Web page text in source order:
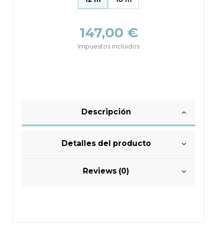
147,00 €
Impuestos incluidos
Descripción
Detalles del producto
Reviews (0)